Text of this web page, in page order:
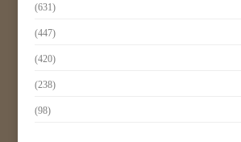
(631)
(447)
(420)
(238)
(98)